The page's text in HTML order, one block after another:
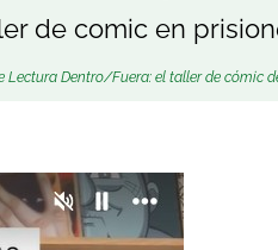
de comic en
Lectura Dentro/Fuera: el taller de cómic